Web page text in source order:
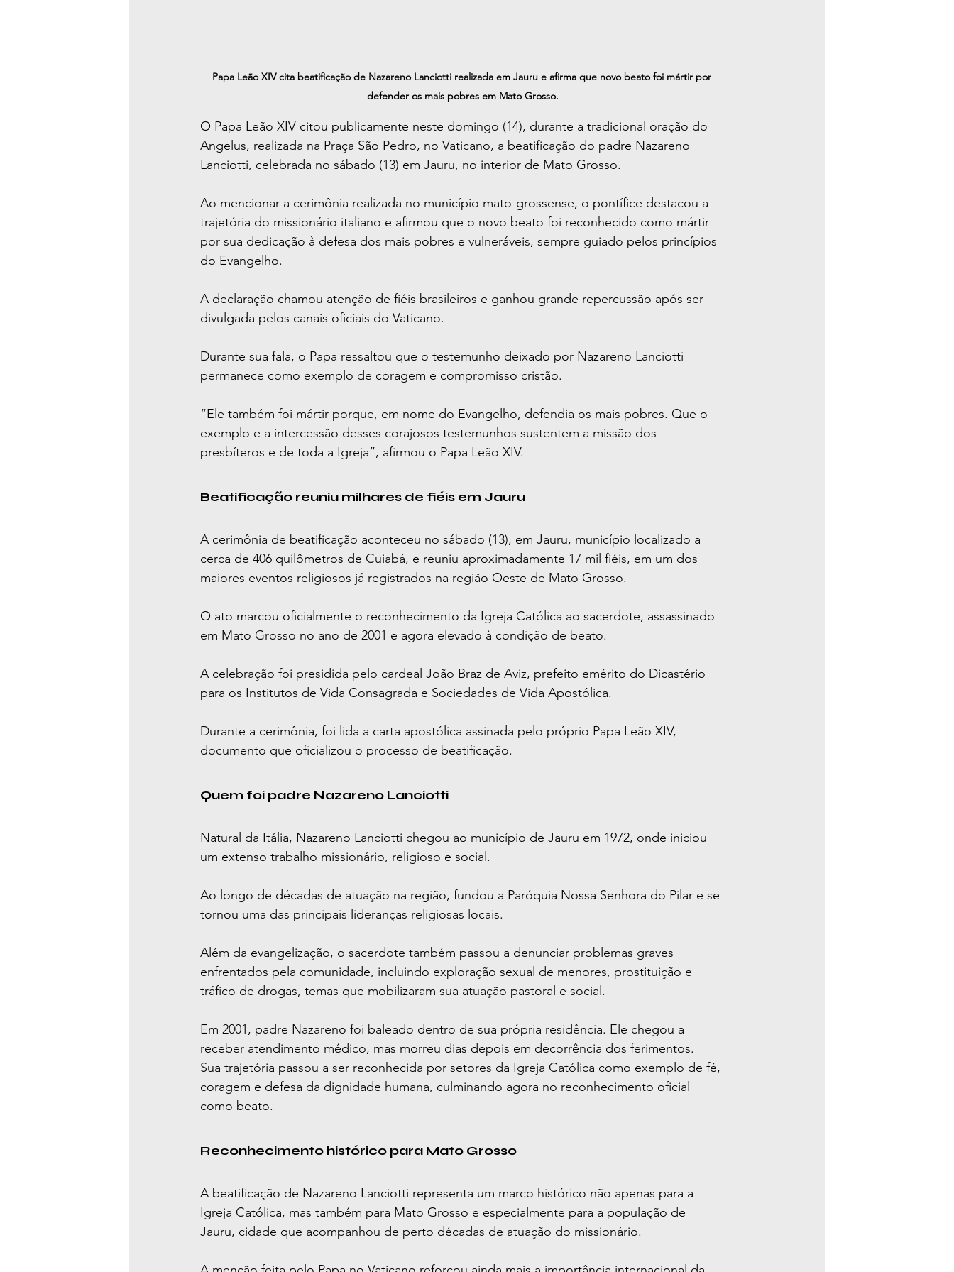
Papa Leão XIV cita beatificação de Nazareno Lanciotti realizada em Jauru e afirma que novo beato foi mártir por
defender os mais pobres em Mato Grosso.
O Papa Leão XIV citou publicamente neste domingo (14), durante a tradicional oração do
Angelus, realizada na Praça São Pedro, no Vaticano, a beatificação do padre Nazareno
Lanciotti, celebrada no sábado (13) em Jauru, no interior de Mato Grosso.
Ao mencionar a cerimônia realizada no município mato-grossense, o pontífice destacou a
trajetória do missionário italiano e afirmou que o novo beato foi reconhecido como mártir
por sua dedicação à defesa dos mais pobres e vulneráveis, sempre guiado pelos princípios
do Evangelho.
A declaração chamou atenção de fiéis brasileiros e ganhou grande repercussão após ser
divulgada pelos canais oficiais do Vaticano.
Durante sua fala, o Papa ressaltou que o testemunho deixado por Nazareno Lanciotti
permanece como exemplo de coragem e compromisso cristão.
“Ele também foi mártir porque, em nome do Evangelho, defendia os mais pobres. Que o
exemplo e a intercessão desses corajosos testemunhos sustentem a missão dos
presbíteros e de toda a Igreja”, afirmou o Papa Leão XIV.
Beatificação reuniu milhares de fiéis em Jauru
A cerimônia de beatificação aconteceu no sábado (13), em Jauru, município localizado a
cerca de 406 quilômetros de Cuiabá, e reuniu aproximadamente 17 mil fiéis, em um dos
maiores eventos religiosos já registrados na região Oeste de Mato Grosso.
O ato marcou oficialmente o reconhecimento da Igreja Católica ao sacerdote, assassinado
em Mato Grosso no ano de 2001 e agora elevado à condição de beato.
A celebração foi presidida pelo cardeal João Braz de Aviz, prefeito emérito do Dicastério
para os Institutos de Vida Consagrada e Sociedades de Vida Apostólica.
Durante a cerimônia, foi lida a carta apostólica assinada pelo próprio Papa Leão XIV,
documento que oficializou o processo de beatificação.
Quem foi padre Nazareno Lanciotti
Natural da Itália, Nazareno Lanciotti chegou ao município de Jauru em 1972, onde iniciou
um extenso trabalho missionário, religioso e social.
Ao longo de décadas de atuação na região, fundou a Paróquia Nossa Senhora do Pilar e se
tornou uma das principais lideranças religiosas locais.
Além da evangelização, o sacerdote também passou a denunciar problemas graves
enfrentados pela comunidade, incluindo exploração sexual de menores, prostituição e
tráfico de drogas, temas que mobilizaram sua atuação pastoral e social.
Em 2001, padre Nazareno foi baleado dentro de sua própria residência. Ele chegou a
receber atendimento médico, mas morreu dias depois em decorrência dos ferimentos.
Sua trajetória passou a ser reconhecida por setores da Igreja Católica como exemplo de fé,
coragem e defesa da dignidade humana, culminando agora no reconhecimento oficial
como beato.
Reconhecimento histórico para Mato Grosso
A beatificação de Nazareno Lanciotti representa um marco histórico não apenas para a
Igreja Católica, mas também para Mato Grosso e especialmente para a população de
Jauru, cidade que acompanhou de perto décadas de atuação do missionário.